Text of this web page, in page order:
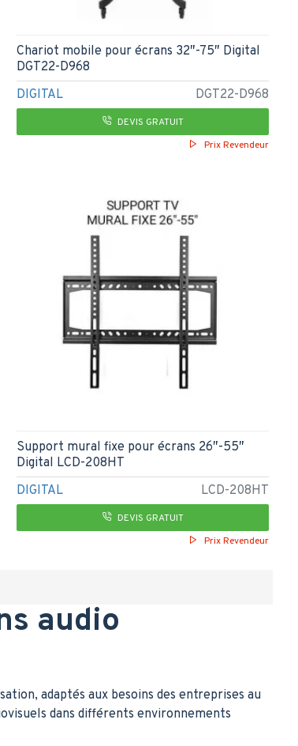
DIGITAL DGT22-D968
Chariot mobile pour écrans 32″-75″ Digital
DGT22-D968
DEVIS GRATUIT
Prix Revendeur
DIGITAL LCD-208HT
Support mural fixe pour écrans 26″-55″
Digital LCD-208HT
DEVIS GRATUIT
Prix Revendeur
audio
adaptés aux besoins des entreprises au
dans différents environnements